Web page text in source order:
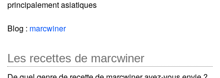
principalement asiatiques
Blog : marcwiner
Les recettes de marcwiner